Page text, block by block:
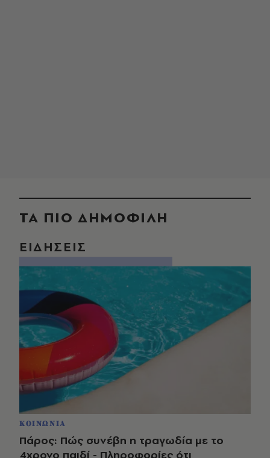
ΤΑ ΠΙΟ ΔΗΜΟΦΙΛΗ
ΕΙΔΗΣΕΙΣ
ΚΟΙΝΩΝΙΑ
Πάρος: Πώς συνέβη η τραγωδία με το
4χρονο παιδί - Πληροφορίες ότι